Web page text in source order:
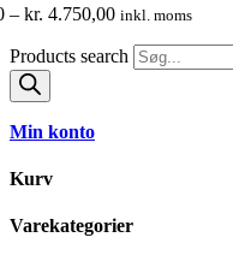
– kr. 4.750,00 inkl. moms
Products search
Min konto
Kurv
Varekategorier